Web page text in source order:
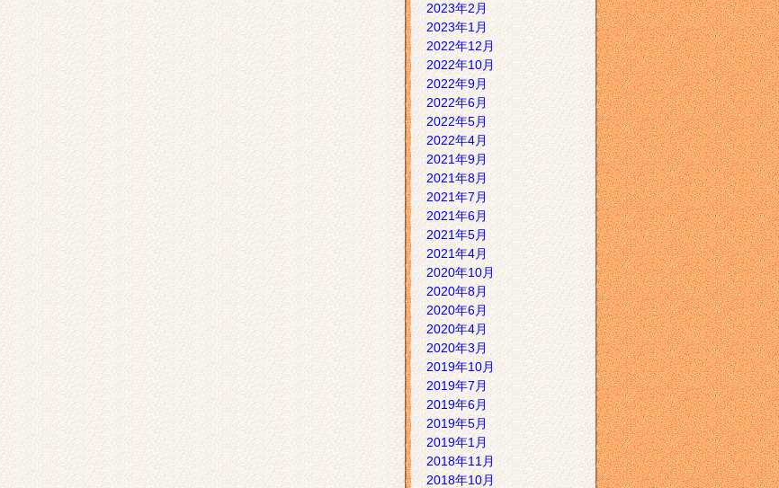
2023年2月
2023年1月
2022年12月
2022年10月
2022年9月
2022年6月
2022年5月
2022年4月
2021年9月
2021年8月
2021年7月
2021年6月
2021年5月
2021年4月
2020年10月
2020年8月
2020年6月
2020年4月
2020年3月
2019年10月
2019年7月
2019年6月
2019年5月
2019年1月
2018年11月
2018年10月